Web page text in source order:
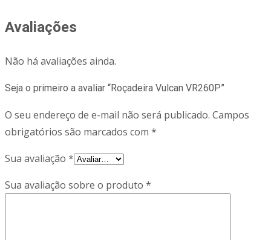
Avaliações
Não há avaliações ainda.
Seja o primeiro a avaliar “Roçadeira Vulcan VR260P”
O seu endereço de e-mail não será publicado. Campos
obrigatórios são marcados com *
Sua avaliação *
Sua avaliação sobre o produto *